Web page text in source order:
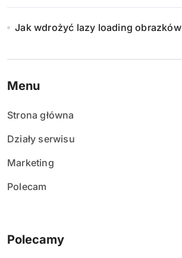
Jak wdrożyć lazy loading obrazków
Menu
Strona główna
Działy serwisu
Marketing
Polecam
Polecamy